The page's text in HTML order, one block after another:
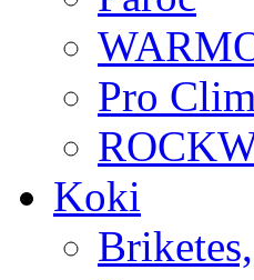
Pro
Koki